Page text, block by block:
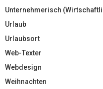
Unternehmerisch
Urlaub
Urlaubsort
Web-Texter
Webdesign
Weihnachten